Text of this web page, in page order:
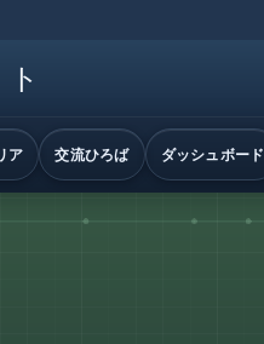
ア 交流ひろば ダッシュボード